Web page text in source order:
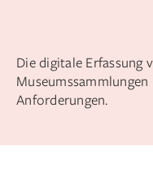
Die digitale Erfassung
Anforderungen.